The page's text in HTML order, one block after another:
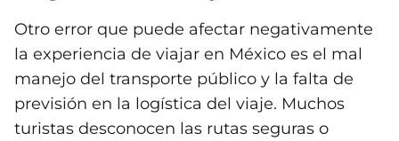
Otro error que puede afectar negativamente
la experiencia de viajar en México es el mal
manejo del transporte público y la falta de
previsión en la logística del viaje. Muchos
turistas desconocen las rutas seguras o